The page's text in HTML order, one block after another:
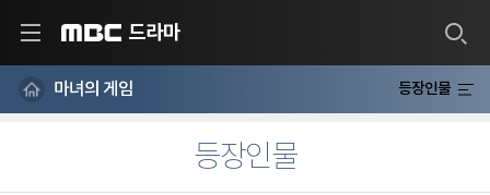
드라마
마녀의 게임 등장인물
등장인물